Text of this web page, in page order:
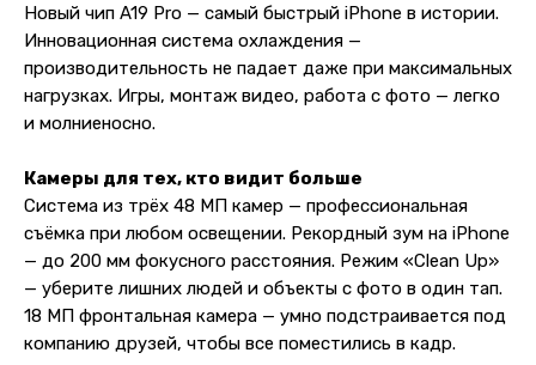
Новый чип A19 Pro — самый быстрый iPhone в истории.
Инновационная система охлаждения —
производительность не падает даже при максимальных
нагрузках. Игры, монтаж видео, работа с фото — легко
и молниеносно.
Камеры для тех, кто видит больше
Система из трёх 48 МП камер — профессиональная
съёмка при любом освещении. Рекордный зум на iPhone
— до 200 мм фокусного расстояния. Режим «Clean Up»
— уберите лишних людей и объекты с фото в один тап.
18 МП фронтальная камера — умно подстраивается под
компанию друзей, чтобы все поместились в кадр.